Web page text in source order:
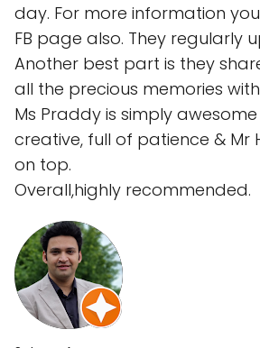
day. For more information
FB page also. They regularly
Another best part is they
all the precious memories
Ms Praddy is simply
creative, full of patience & Mr
on top.
Overall,highly recommended.